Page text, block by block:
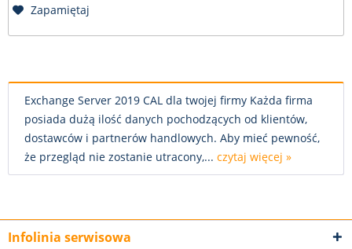
Zapamiętaj
Exchange Server 2019 CAL dla twojej firmy Każda firma
posiada dużą ilość danych pochodzących od klientów,
dostawców i partnerów handlowych. Aby mieć pewność,
że przegląd nie zostanie utracony,... czytaj więcej »
Infolinia serwisowa